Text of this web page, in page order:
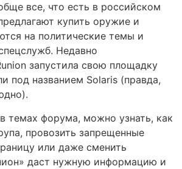
все, что есть в российском
купить оружие и
на политические темы и
Недавно
запустила свою площадку
под названием Solaris (правда,
темах форума, можно узнать, как
провозить запрещенные
или даже сменить
даст нужную информацию и